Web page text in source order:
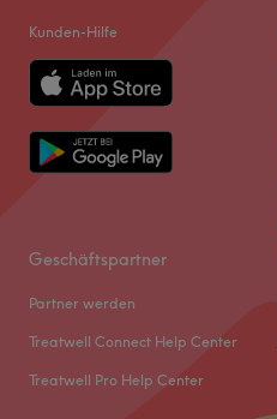
Kunden-Hilfe
Geschäftspartner
Partner werden
Treatwell Connect Help Center
Treatwell Pro Help Center